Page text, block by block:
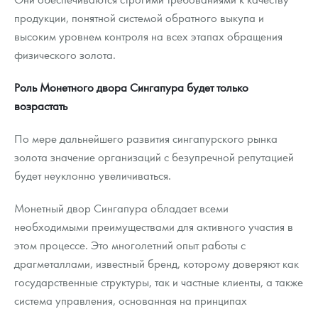
продукции, понятной системой обратного выкупа и
высоким уровнем контроля на всех этапах обращения
физического золота.
Роль Монетного двора Сингапура будет только
возрастать
По мере дальнейшего развития сингапурского рынка
золота значение организаций с безупречной репутацией
будет неуклонно увеличиваться.
Монетный двор Сингапура обладает всеми
необходимыми преимуществами для активного участия в
этом процессе. Это многолетний опыт работы с
драгметаллами, известный бренд, которому доверяют как
государственные структуры, так и частные клиенты, а также
система управления, основанная на принципах